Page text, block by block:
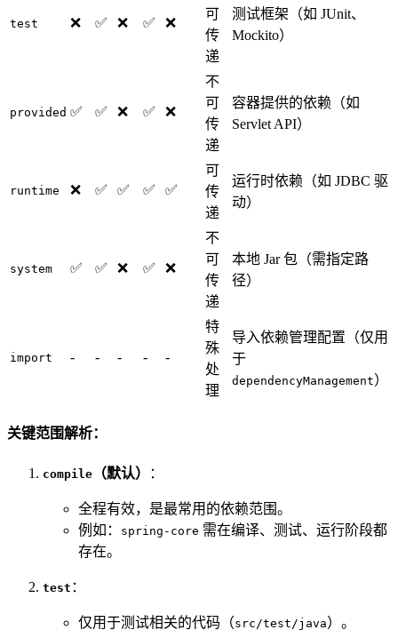
test ❌ ✅ ❌ ✅ ❌
可
传
递
测试框架（如 JUnit、
Mockito）
provided ✅ ✅ ❌ ✅ ❌
不
可
传
递
容器提供的依赖（如
Servlet API）
runtime ❌ ✅ ✅ ✅ ✅
可
传
递
运行时依赖（如 JDBC 驱
动）
system ✅ ✅ ❌ ✅ ❌
不
可
传
递
本地 Jar 包（需指定路
径）
import - - - - -
特
殊
处
理
导入依赖管理配置（仅用
于
dependencyManagement）
关键范围解析：
compile （默认） ：
全程有效，是最常用的依赖范围。
例如：
spring-core 需在编译、测试、运行阶段都
存在。
test ：
仅用于测试相关的代码（src/test/java）。